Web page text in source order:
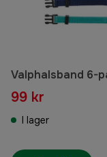
Valphalsband 6-
99 kr
I lager